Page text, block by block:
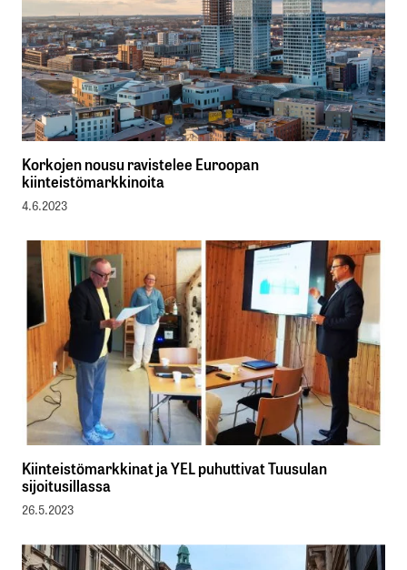
Korkojen nousu ravistelee Euroopan
kiinteistömarkkinoita
4.6.2023
Kiinteistömarkkinat ja YEL puhuttivat Tuusulan
sijoitusillassa
26.5.2023